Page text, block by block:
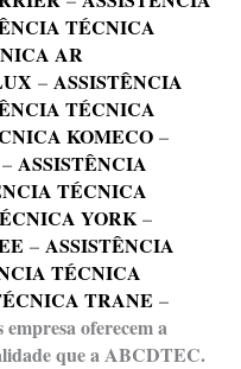
TÉCNICA
AR
–ASSISTÊNCIA
TÉCNICA
KOMECO –
–ASSISTÊNCIA
TÉCNICA
YORK–
–ASSISTÊNCIA
TÉCNICA
TRANE –
empresa oferecem a
que a ABCDTEC.